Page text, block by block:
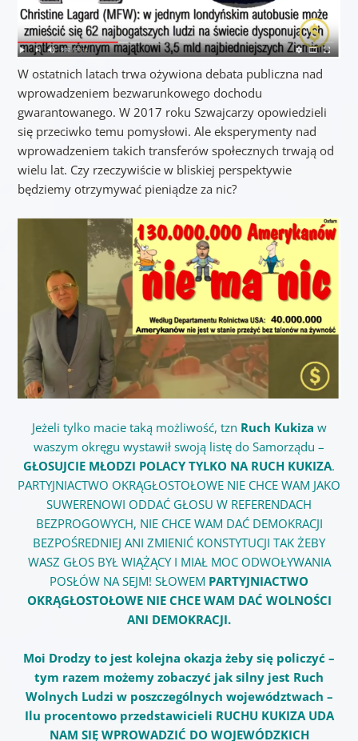
W ostatnich latach trwa ożywiona debata publiczna nad
wprowadzeniem bezwarunkowego dochodu
gwarantowanego. W 2017 roku Szwajcarzy opowiedzieli
się przeciwko temu pomysłowi. Ale eksperymenty nad
wprowadzeniem takich transferów społecznych trwają od
wielu lat. Czy rzeczywiście w bliskiej perspektywie
będziemy otrzymywać pieniądze za nic?
Jeżeli tylko macie taką możliwość, tzn Ruch Kukiza w
waszym okręgu wystawił swoją listę do Samorządu –
GŁOSUJCIE MŁODZI POLACY TYLKO NA RUCH KUKIZA.
PARTYJNIACTWO OKRĄGŁOSTOŁOWE NIE CHCE WAM JAKO
SUWERENOWI ODDAĆ GŁOSU W REFERENDACH
BEZPROGOWYCH, NIE CHCE WAM DAĆ DEMOKRACJI
BEZPOŚREDNIEJ ANI ZMIENIĆ KONSTYTUCJI TAK ŻEBY
WASZ GŁOS BYŁ WIĄŻĄCY I MIAŁ MOC ODWOŁYWANIA
POSŁÓW NA SEJM! SŁOWEM PARTYJNIACTWO
OKRĄGŁOSTOŁOWE NIE CHCE WAM DAĆ WOLNOŚCI
ANI DEMOKRACJI.
Moi Drodzy to jest kolejna okazja żeby się policzyć –
tym razem możemy zobaczyć jak silny jest Ruch
Wolnych Ludzi w poszczególnych województwach –
Ilu procentowo przedstawicieli RUCHU KUKIZA UDA
NAM SIĘ WPROWADZIĆ DO WOJEWÓDZKICH